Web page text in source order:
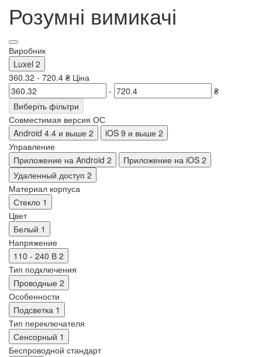
Розумні вимикачі
Виробник
Luxel 2
360.32 - 720.4 ₴ Ціна
-
₴
Виберіть фільтри
Совместимая версия ОС
Android 4.4 и выше 2 iOS 9 и выше 2
Управление
Приложение на Android 2 Приложение на iOS 2
Удаленный доступ 2
Материал корпуса
Стекло 1
Цвет
Белый 1
Напряжение
110 - 240 В 2
Тип подключения
Проводные 2
Особенности
Подсветка 1
Тип переключателя
Сенсорный 1
Беспроводной стандарт